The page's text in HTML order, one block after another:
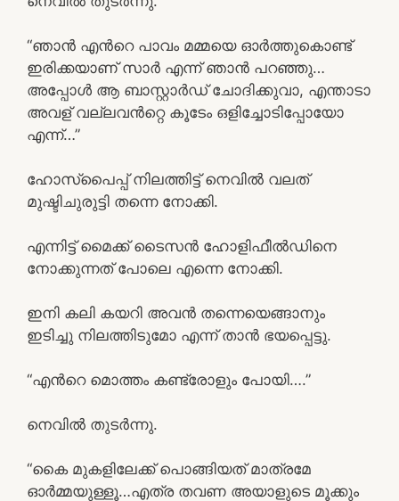
“ഞാന്‍ എന്‍റെ പാവം മമ്മയെ ഓര്‍ത്തുകൊണ്ട്
ഇരിക്കയാണ് സാര്‍ എന്ന് ഞാന്‍ പറഞ്ഞു…
അപ്പോള്‍ ആ ബാസ്റ്റാര്‍ഡ് ചോദിക്കുവാ, എന്താടാ
അവള് വല്ലവന്‍റ്റെ കൂടേം ഒളിച്ചോടിപ്പോയോ
എന്ന്…”
ഹോസ്പൈപ്പ് നിലത്തിട്ട് നെവില്‍ വലത്
മുഷ്ടിചുരുട്ടി തന്നെ നോക്കി.
എന്നിട്ട് മൈക്ക് ടൈസന്‍ ഹോളിഫീല്‍ഡിനെ
നോക്കുന്നത് പോലെ എന്നെ നോക്കി.
ഇനി കലി കയറി അവന്‍ തന്നെയെങ്ങാനും
ഇടിച്ചു നിലത്തിടുമോ എന്ന് താന്‍ ഭയപ്പെട്ടു.
“എന്‍റെ മൊത്തം കണ്ട്രോളും പോയി….”
നെവില്‍ തുടര്‍ന്നു.
“കൈ മുകളിലേക്ക് പൊങ്ങിയത് മാത്രമേ
ഓര്‍മ്മയുള്ളൂ…എത്ര തവണ അയാളുടെ മൂക്കും